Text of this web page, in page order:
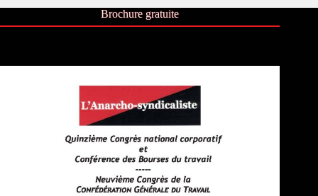
Brochure gratuite